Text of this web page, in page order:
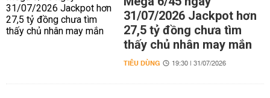
31/07/2026 Jackpot hơn
27,5 tỷ đồng chưa tìm
thấy chủ nhân may mắn
TIÊU DÙNG 19:30 | 31/07/2026